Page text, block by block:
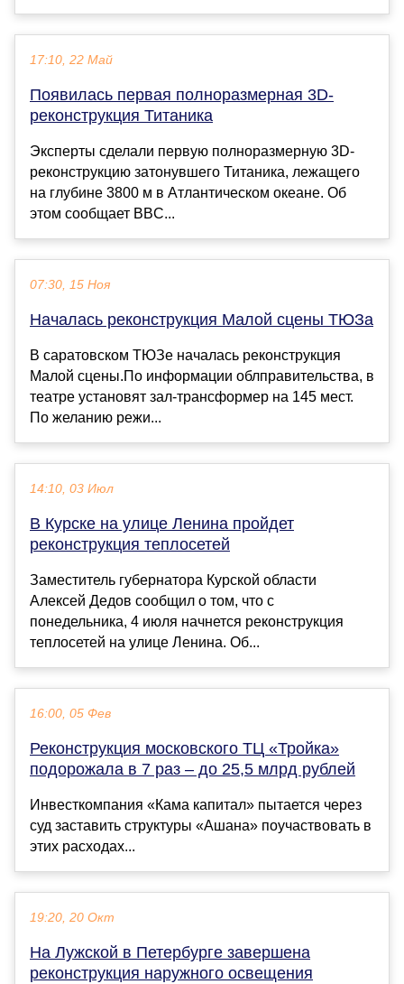
17:10, 22 Май
Появилась первая полноразмерная 3D-
реконструкция Титаника
Эксперты сделали первую полноразмерную 3D-
реконструкцию затонувшего Титаника, лежащего
на глубине 3800 м в Атлантическом океане. Об
этом сообщает BBC...
07:30, 15 Ноя
Началась реконструкция Малой сцены ТЮЗа
В саратовском ТЮЗе началась реконструкция
Малой сцены.По информации облправительства, в
театре установят зал-трансформер на 145 мест.
По желанию режи...
14:10, 03 Июл
В Курске на улице Ленина пройдет
реконструкция теплосетей
Заместитель губернатора Курской области
Алексей Дедов сообщил о том, что с
понедельника, 4 июля начнется реконструкция
теплосетей на улице Ленина. Об...
16:00, 05 Фев
Реконструкция московского ТЦ «Тройка»
подорожала в 7 раз – до 25,5 млрд рублей
Инвесткомпания «Кама капитал» пытается через
суд заставить структуры «Ашана» поучаствовать в
этих расходах...
19:20, 20 Окт
На Лужской в Петербурге завершена
реконструкция наружного освещения